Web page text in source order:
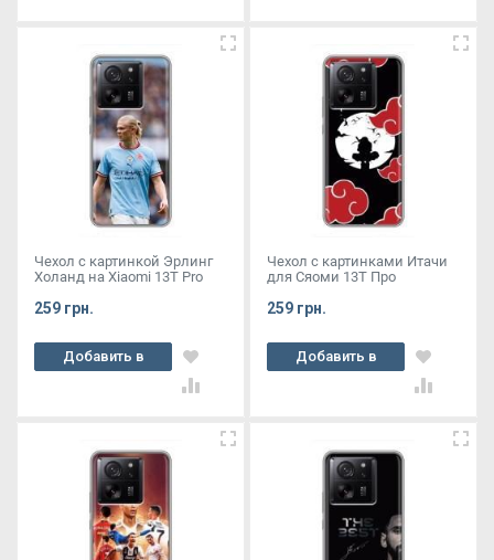
Чехол с картинкой Эрлинг
Холанд на Xiaomi 13T Pro
259 грн.
Добавить в
корзину
Чехол с картинками Итачи
для Сяоми 13Т Про
259 грн.
Добавить в
корзину